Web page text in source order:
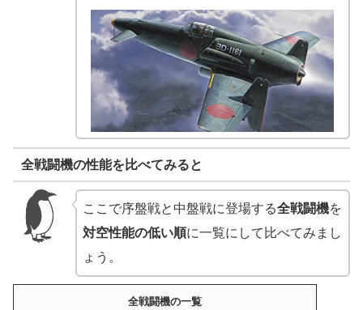
全戦闘機の性能を比べてみると
ここで序盤戦と中盤戦に登場する全戦闘機を
対空性能の低い順に一覧にして比べてみまし
ょう。
全戦闘機の一覧